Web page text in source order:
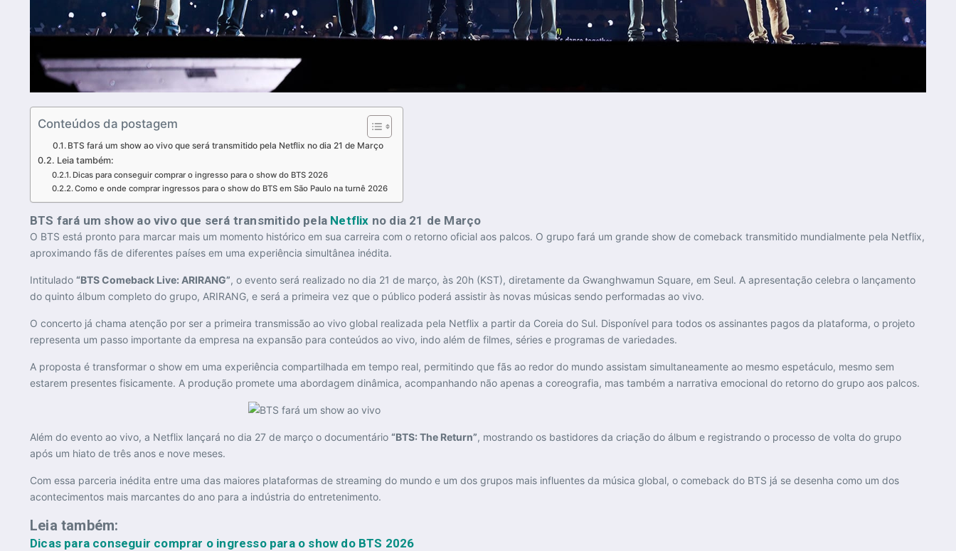
Conteúdos da postagem
BTS fará um show ao vivo que será transmitido pela Netflix no dia 21 de Março
Leia também:
Dicas para conseguir comprar o ingresso para o show do BTS 2026
Como e onde comprar ingressos para o show do BTS em São Paulo na turnê 2026
BTS fará um show ao vivo que será transmitido pela Netflix no dia 21 de Março
O BTS está pronto para marcar mais um momento histórico em sua carreira com o retorno oficial aos palcos. O grupo fará um grande show de comeback transmitido mundialmente pela Netflix,
aproximando fãs de diferentes países em uma experiência simultânea inédita.
Intitulado “BTS Comeback Live: ARIRANG”, o evento será realizado no dia 21 de março, às 20h (KST), diretamente da Gwanghwamun Square, em Seul. A apresentação celebra o lançamento
do quinto álbum completo do grupo, ARIRANG, e será a primeira vez que o público poderá assistir às novas músicas sendo performadas ao vivo.
O concerto já chama atenção por ser a primeira transmissão ao vivo global realizada pela Netflix a partir da Coreia do Sul. Disponível para todos os assinantes pagos da plataforma, o projeto
representa um passo importante da empresa na expansão para conteúdos ao vivo, indo além de filmes, séries e programas de variedades.
A proposta é transformar o show em uma experiência compartilhada em tempo real, permitindo que fãs ao redor do mundo assistam simultaneamente ao mesmo espetáculo, mesmo sem
estarem presentes fisicamente. A produção promete uma abordagem dinâmica, acompanhando não apenas a coreografia, mas também a narrativa emocional do retorno do grupo aos palcos.
Além do evento ao vivo, a Netflix lançará no dia 27 de março o documentário “BTS: The Return”, mostrando os bastidores da criação do álbum e registrando o processo de volta do grupo
após um hiato de três anos e nove meses.
Com essa parceria inédita entre uma das maiores plataformas de streaming do mundo e um dos grupos mais influentes da música global, o comeback do BTS já se desenha como um dos
acontecimentos mais marcantes do ano para a indústria do entretenimento.
Leia também:
Dicas para conseguir comprar o ingresso para o show do BTS 2026